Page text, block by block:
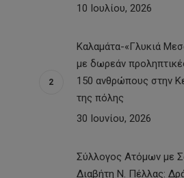
10 Ιουλίου, 2026
Καλαμάτα-«Γλυκιά
με δωρεάν
150 ανθρώπους στην
της πόλης
30 Ιουνίου, 2026
Σύλλογος Ατόμων με
Διαβήτη Ν. Πέλλας: